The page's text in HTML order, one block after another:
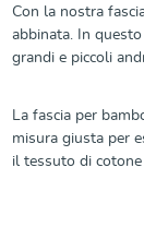
Con la nostra
abbinata. In
grandi e piccoli
La fascia per
misura giusta per
il tessuto di